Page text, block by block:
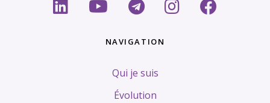
NAVIGATION
Qui je suis
Évolution